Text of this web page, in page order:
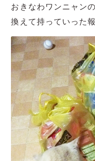
おきなわワンニャン
換えて持っていった